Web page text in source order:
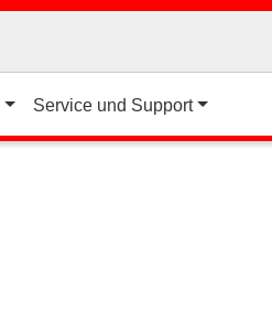
Service und Support